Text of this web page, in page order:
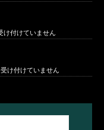
け付けていません
け付けていません